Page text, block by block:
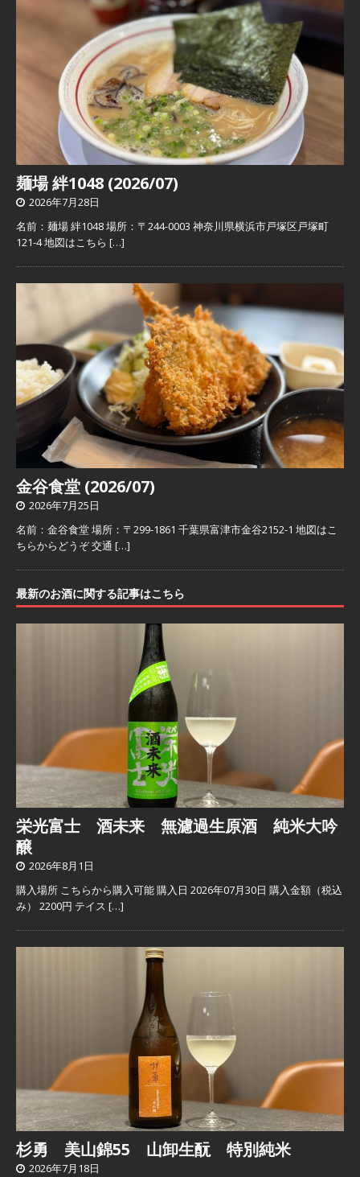
麺場 絆1048 (2026/07)
2026年7月28日
名前：麺場 絆1048 場所：〒244-0003 神奈川県横浜市戸塚区戸塚町
121-4 地図はこちら […]
金谷食堂 (2026/07)
2026年7月25日
名前：金谷食堂 場所：〒299-1861 千葉県富津市金谷2152-1 地図はこ
ちらからどうぞ 交通 […]
最新のお酒に関する記事はこちら
栄光富士 酒未来 無濾過生原酒 純米大吟
醸
2026年8月1日
購入場所 こちらから購入可能 購入日 2026年07月30日 購入金額（税込
み） 2200円 テイス […]
杉勇 美山錦55 山卸生酛 特別純米
2026年7月18日